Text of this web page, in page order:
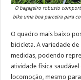
O bagageiro robusto
bike uma boa parceira para
O quadro mais baixo
bicicleta. A variedade
medidas, podendo
atividade física
locomoção, mesmo